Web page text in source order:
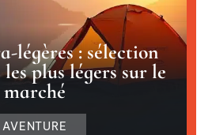
légères : sélection
les plus légers sur le
marché
AVENTURE